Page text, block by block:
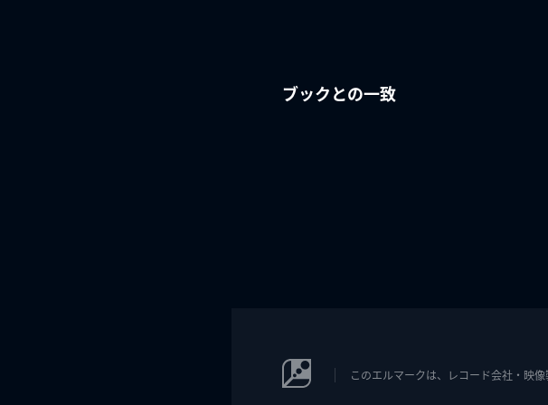
ブックとの一致
このエルマークは、レコード会社・映